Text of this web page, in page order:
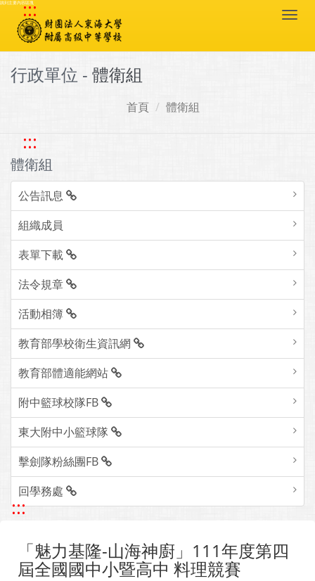
跳到主要內容區塊
:::
行政單位 - 體衛組
首頁 體衛組
:::
體衛組
公告訊息
組織成員
表單下載
法令規章
活動相簿
教育部學校衛生資訊網
教育部體適能網站
附中籃球校隊FB
東大附中小籃球隊
擊劍隊粉絲團FB
回學務處
:::
「魅力基隆-山海神廚」111年度第四
屆全國國中小暨高中 料理競賽